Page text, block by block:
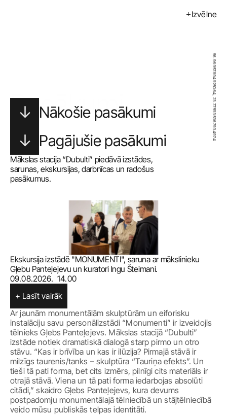
Izvēlne
Kalendārs
Pirkt
Par mums
Kontakti
ENG
Pasākumi
Nākošie pasākumi
Pagājušie pasākumi
Mākslas stacija “Dubulti” piedāvā izstādes,
sarunas, ekskursijas, darbnīcas un radošus
pasākumus.
Ekskursija izstādē "MONUMENTI", saruna ar mākslinieku
Gļebu Panteļejevu un kuratori Ingu Šteimani.
09.08.2026.  14.00
+ Lasīt vairāk
Ar jaunām monumentālām skulptūrām un eiforisku
instalāciju savu personālizstādi “Monumenti” ir izveidojis
tēlnieks Gļebs Panteļejevs. Mākslas stacijā “Dubulti”
izstāde notiek dramatiskā dialogā starp pirmo un otro
stāvu. “Kas ir brīvība un kas ir ilūzija? Pirmajā stāvā ir
milzīgs taurenis/tanks – skulptūra “Tauriņa efekts”. Un
tieši tā pati forma, bet cits izmērs, pilnīgi cits materiāls ir
otrajā stāvā. Viena un tā pati forma iedarbojas absolūti
citādi,” skaidro Gļebs Panteļejevs, kura devums
postpadomju monumentālajā tēlniecībā un stājtēlniecībā
veido mūsu publiskās telpas identitāti.
56.96957894925064, 23.775935367934974